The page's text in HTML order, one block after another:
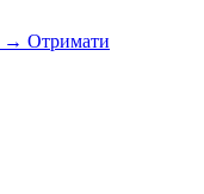
→ Отримати